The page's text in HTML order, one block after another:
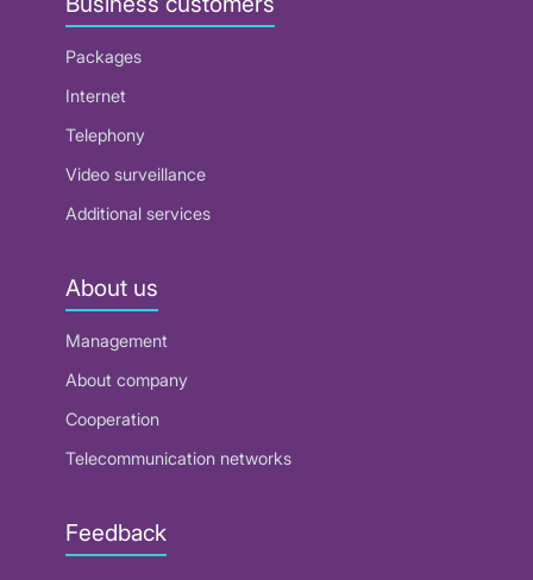
Packages
Internet
Telephony
Video surveillance
Additional services
About us
Management
About company
Cooperation
Telecommunication networks
Feedback